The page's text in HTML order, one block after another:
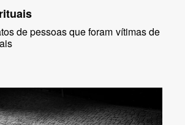
de pessoas que foram vítimas de